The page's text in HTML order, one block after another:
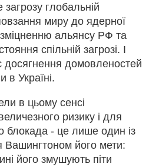
глобальній
миру до ядерної
альянсу РФ та
спільній загрозі. І
досягнення домовленостей
Україні.
в цьому сенсі
ризику і для
блокада - це лише один із
Вашингтоном його мети:
його змушують піти